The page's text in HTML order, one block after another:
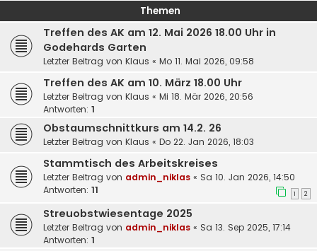
Themen
Treffen des AK am 12. Mai 2026 18.00 Uhr in
Godehards Garten
Letzter Beitrag von Klaus « Mo 11. Mai 2026, 09:58
Treffen des AK am 10. März 18.00 Uhr
Letzter Beitrag von Klaus « Mi 18. Mär 2026, 20:56
Antworten: 1
Obstaumschnittkurs am 14.2. 26
Letzter Beitrag von Klaus « Do 22. Jan 2026, 18:03
Stammtisch des Arbeitskreises
Letzter Beitrag von admin_niklas « Sa 10. Jan 2026, 14:50
Antworten: 11 1 2
Streuobstwiesentage 2025
Letzter Beitrag von admin_niklas « Sa 13. Sep 2025, 17:14
Antworten: 1